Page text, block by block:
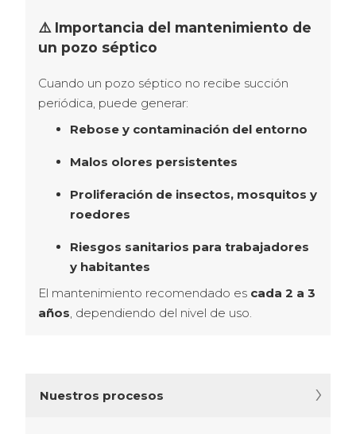
⚠️ Importancia del mantenimiento de
un pozo séptico
Cuando un pozo séptico no recibe succión
periódica, puede generar:
Rebose y contaminación del entorno
Malos olores persistentes
Proliferación de insectos, mosquitos y
roedores
Riesgos sanitarios para trabajadores
y habitantes
El mantenimiento recomendado es cada 2 a 3
años, dependiendo del nivel de uso.
Nuestros procesos